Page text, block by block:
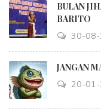
BULAN
BARITO
30-08-
JANGAN
20-01-